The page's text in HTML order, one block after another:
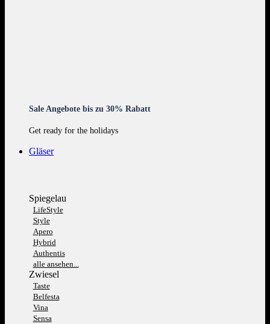
Sale Angebote bis zu 30% Rabatt
Get ready for the holidays
Gläser
Spiegelau
LifeStyle
Style
Apero
Hybrid
Authentis
alle ansehen...
Zwiesel
Taste
Belfesta
Vina
Sensa